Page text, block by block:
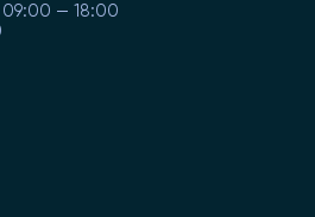
09:00 — 18:00